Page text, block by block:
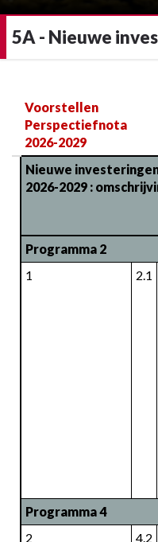
5A - Nieuwe
navigatie
5A
Nieuwe
Investeringen
Voorstellen
Perspectiefnota
2026-2029
Nieuwe
2026-2029 :
Programma 2
1
2.1
Programma 4
2
4.2